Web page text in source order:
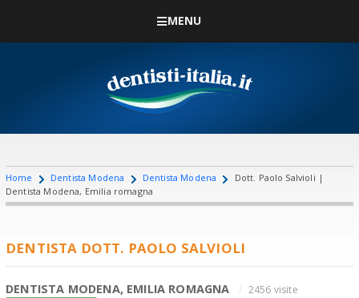
MENU
Home Dentista Modena Dentista Modena
Dott. Paolo Salvioli |
Dentista Modena, Emilia romagna
DENTISTA DOTT. PAOLO SALVIOLI
DENTISTA MODENA, EMILIA ROMAGNA 2456 visite